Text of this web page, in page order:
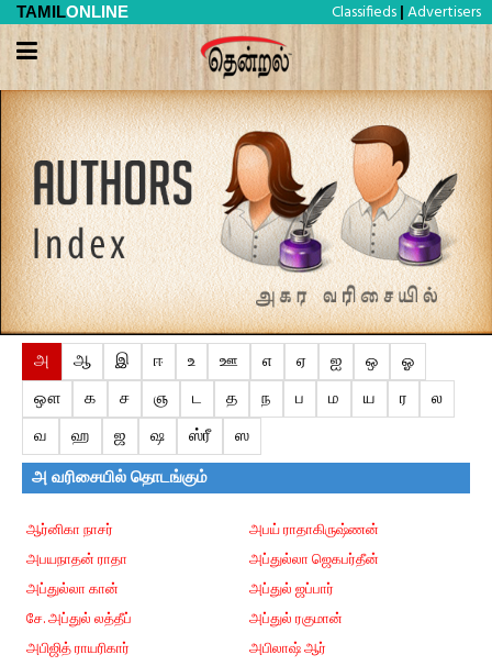
TAMILONLINE Classifieds | Advertisers
அ ஆ இ ஈ உ ஊ எ ஏ ஐ ஒ
ஓ
ஔ
க ச ஞ ட த ந ப ம ய ர
ல
வ
ஹ ஜ ஷ ஸ்ரீ
ஸ
அவரிசையில் தொடங்கும்
ஆர்னிகா நாசர்
அபய் ராதாகிருஷ்ணன்
அபயநாதன் ராதா
அப்துல்லா ஜெகபர்தீன்
அப்துல்லா கான்
அப்துல் ஜப்பார்
சே. அப்துல் லத்தீப்
அப்துல் ரகுமான்
அபிஜித் ராயரிகார்
அபிலாஷ் ஆர்